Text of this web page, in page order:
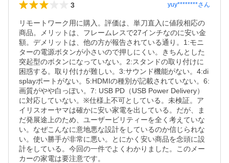
3 yuy********さん
リモートワーク用に購入。評価は、単刀直入に値段相応の
商品。メリットは、フレームレスで27インチなのに安い金
額。デメリットは、他の方が報告されている通り。1:モニ
ターの電源ボタンが小さいので押しにくい。きちんとした
突起型のボタンになっていない。2:スタンドの取り付けに
困惑する。取り付けが難しい。3:サウンド機能がない。4:di
splayポートがない。5:HDMIの種別が記載されていない。6:
画質がやや白っぽい。7: USB PD（USB Power Delivery）
に対応していない。※仕様上不可としている。未検証。ア
イリスオーヤマは確かに安い家電を出している。だが、ま
だ発展途上のため、ユーザービリティーを全く考えていな
い。なぜこんなに意地悪な設計をしているのか信じられな
い。使い勝手が非常に悪い。とにかく安い商品を念頭に設
計をしている。今回の一件でよくわかりました。このメー
カーの家電は要注意です。